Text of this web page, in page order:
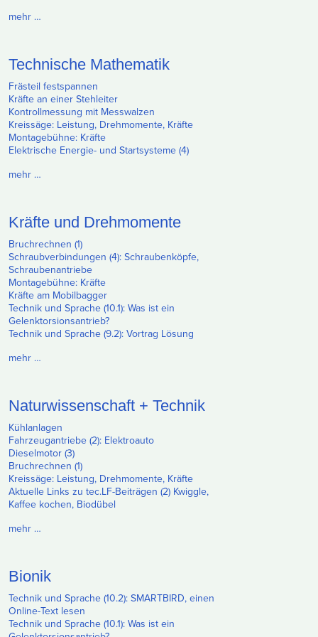
mehr …
Technische Mathematik
Frästeil festspannen
Kräfte an einer Stehleiter
Kontrollmessung mit Messwalzen
Kreissäge: Leistung, Drehmomente, Kräfte
Montagebühne: Kräfte
Elektrische Energie- und Startsysteme (4)
mehr …
Kräfte und Drehmomente
Bruchrechnen (1)
Schraubverbindungen (4): Schraubenköpfe,
Schraubenantriebe
Montagebühne: Kräfte
Kräfte am Mobilbagger
Technik und Sprache (10.1): Was ist ein
Gelenktorsionsantrieb?
Technik und Sprache (9.2): Vortrag Lösung
mehr …
Naturwissenschaft + Technik
Kühlanlagen
Fahrzeugantriebe (2): Elektroauto
Dieselmotor (3)
Bruchrechnen (1)
Kreissäge: Leistung, Drehmomente, Kräfte
Aktuelle Links zu tec.LF-Beiträgen (2) Kwiggle,
Kaffee kochen, Biodübel
mehr …
Bionik
Technik und Sprache (10.2): SMARTBIRD, einen
Online-Text lesen
Technik und Sprache (10.1): Was ist ein